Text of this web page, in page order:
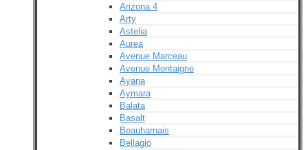
Arizona 4
Arty
Astelia
Aurea
Avenue Marceau
Avenue Montaigne
Ayana
Aymara
Balata
Basalt
Beauharnais
Bellagio